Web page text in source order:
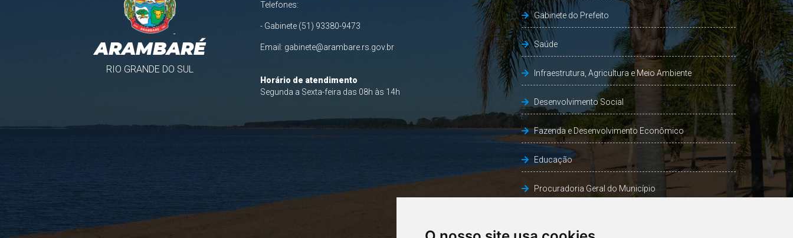
ARAMBARÉ
RIO GRANDE DO SUL
Telefones:
- Gabinete (51) 93380-9473
Email: gabinete@arambare.rs.gov.br
Horário de atendimento
Segunda a Sexta-feira das 08h às 14h
Gabinete do Prefeito
Saúde
Infraestrutura, Agricultura e Meio Ambiente
Desenvolvimento Social
Fazenda e Desenvolvimento Econômico
Educação
Procuradoria Geral do Município